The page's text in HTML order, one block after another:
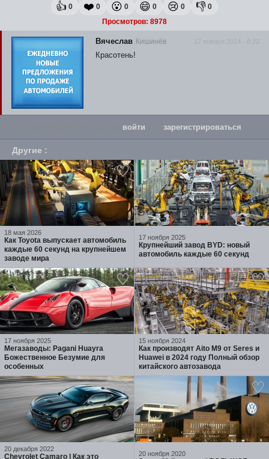
👍 0 ❤️ 0 😮 0 😄 0 😢 0 👎 0
Просмотров: 8978
Вячеслав Кишинёв 17 января 2014 - 8:22
Красотень!
войти зарегистрироваться
Другие :
18 мая 2026
Как Toyota выпускает автомобиль
каждые 60 секунд на крупнейшем
заводе мира
17 ноября 2025
Крупнейший завод BYD: новый
автомобиль каждые 60 секунд
17 ноября 2025
Мегазаводы: Pagani Huayra
Божественное Безумие для
особенных
15 ноября 2024
Как производят Aito M9 от Seres и
Huawei в 2024 году Полный обзор
китайского автозавода
20 декабря 2022
Chevrolet Camaro | Как это 20 ноября 2020